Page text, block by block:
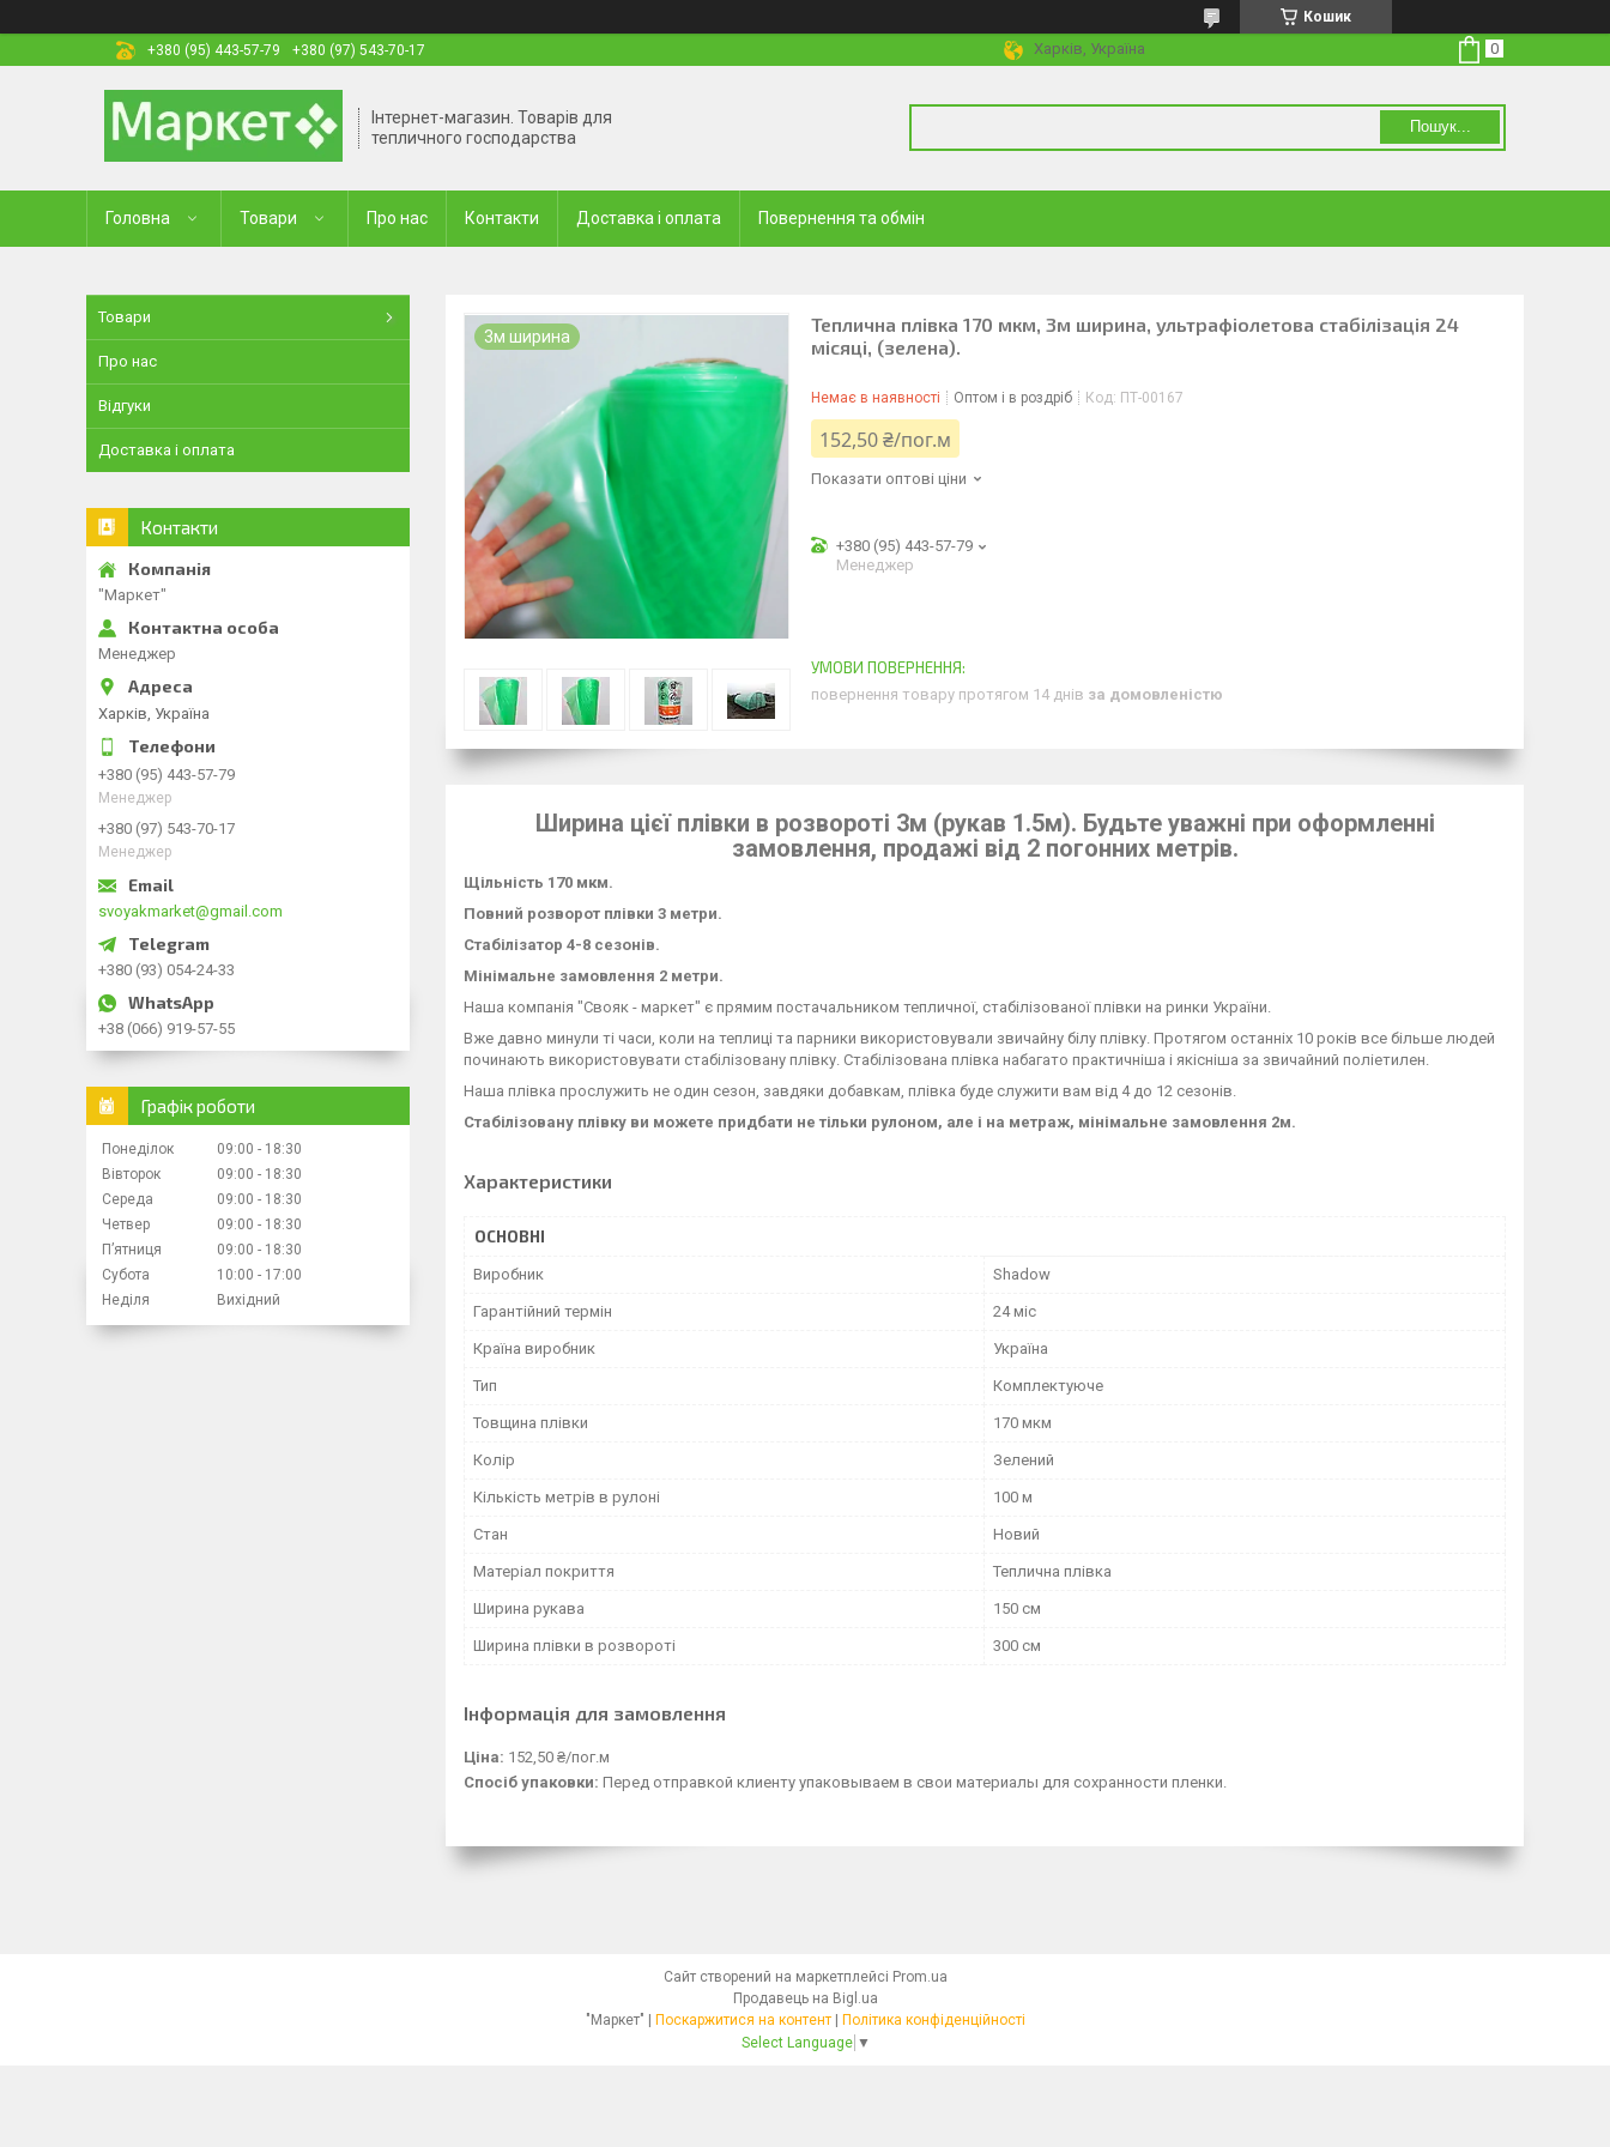
Кошик
+380 (95) 443-57-79
+380 (97) 543-70-17 Харків, Україна
Інтернет-магазин. Товарів для
тепличного господарства
Пошук...
Головна Товари Про нас Контакти Доставка і оплата Повернення та обмін
3м ширина
Теплична плівка 170 мкм, 3м ширина, ультрафіолетова стабілізація 24
місяці, (зелена).
Немає в наявності Оптом і в роздріб Код: ПТ-00167
152,50 ₴/пог.м
Показати оптові ціни
+380 (95) 443-57-79
Менеджер
повернення товару протягом 14 днів за домовленістю
Ширина цієї плівки в розвороті 3м (рукав 1.5м). Будьте уважні при оформленні
замовлення, продажі від 2 погонних метрів.
Щільність 170 мкм.
Повний розворот плівки 3 метри.
Стабілізатор 4-8 сезонів.
Мінімальне замовлення 2 метри.
Наша компанія "Свояк - маркет" є прямим постачальником тепличної, стабілізованої плівки на ринки України.
Вже давно минули ті часи, коли на теплиці та парники використовували звичайну білу плівку. Протягом останніх 10 років все більше людей
починають використовувати стабілізовану плівку. Стабілізована плівка набагато практичніша і якісніша за звичайний поліетилен.
Наша плівка прослужить не один сезон, завдяки добавкам, плівка буде служити вам від 4 до 12 сезонів.
Стабілізовану плівку ви можете придбати не тільки рулоном, але і на метраж, мінімальне замовлення 2м.
Характеристики
ОСНОВНІ
Виробник Shadow
Гарантійний термін 24 міс
Країна виробник Україна
Тип Комплектуюче
Товщина плівки 170 мкм
Колір Зелений
Кількість метрів в рулоні 100 м
Стан Новий
Матеріал покриття Теплична плівка
Ширина рукава 150 см
Ширина плівки в розвороті 300 см
Інформація для замовлення
Ціна: 152,50 ₴/пог.м
Спосіб упаковки: Перед отправкой клиенту упаковываем в свои материалы для сохранности пленки.
Товари
Про нас
Відгуки
Доставка і оплата
Контакти
"Маркет"
Менеджер
Харків, Україна
+380 (95) 443-57-79
Менеджер
+380 (97) 543-70-17
Менеджер
svoyakmarket@gmail.com
+380 (93) 054-24-33
+38 (066) 919-57-55
Графік роботи
Понеділок 09:00
18:30
Вівторок
09:00
18:30
Середа
09:00
18:30
Четвер
09:00
18:30
Пʼятниця
09:00
18:30
Субота
10:00
17:00
Неділя
Вихідний
Сайт створений на маркетплейсі Prom.ua
Продавець на Bigl.ua
Поскаржитися на контент
Політика конфіденційності
Select Language ▼